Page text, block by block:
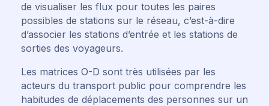
de visualiser les flux pour toutes les paires
possibles de stations sur le réseau, c’est-à-dire
d’associer les stations d’entrée et les stations de
sorties des voyageurs.
Les matrices O-D sont très utilisées par les
acteurs du transport public pour comprendre les
habitudes de déplacements des personnes sur un